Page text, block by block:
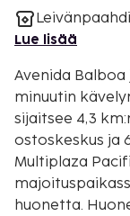
Lue lisää
Avenida Balboa
minuutin kävelymatkan
sijaitsee 4,3
ostoskeskus ja
Multiplaza
huonetta.